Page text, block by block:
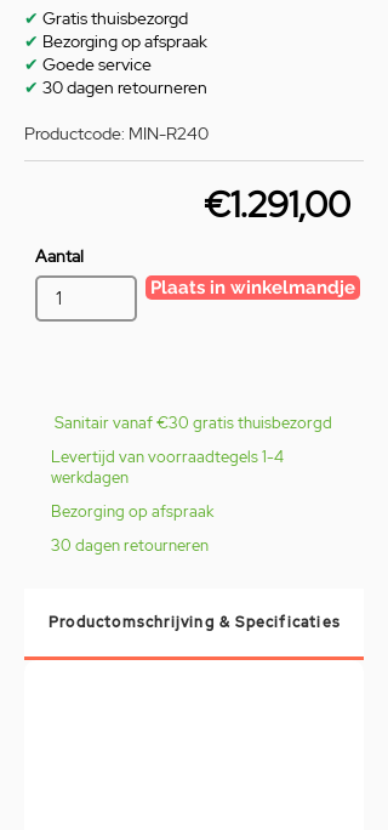
✔ Gratis thuisbezorgd
✔ Bezorging op afspraak
✔ Goede service
✔ 30 dagen retourneren
Productcode: MIN-R240
€1.291,00
Aantal
Plaats in winkelmandje
Sanitair vanaf €30 gratis thuisbezorgd
Levertijd van voorraadtegels 1-4
werkdagen
Bezorging op afspraak
30 dagen retourneren
Productomschrijving & Specificaties